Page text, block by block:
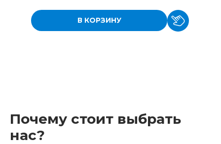
В КОРЗИНУ
Почему стоит выбрать
нас?